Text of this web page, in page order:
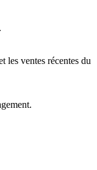
les ventes récentes du
275 k€